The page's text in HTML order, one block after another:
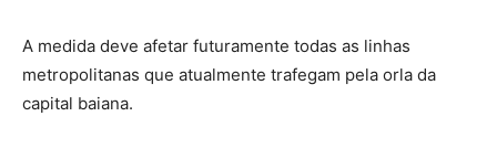
A medida deve afetar futuramente todas as linhas
metropolitanas que atualmente trafegam pela orla da
capital baiana.